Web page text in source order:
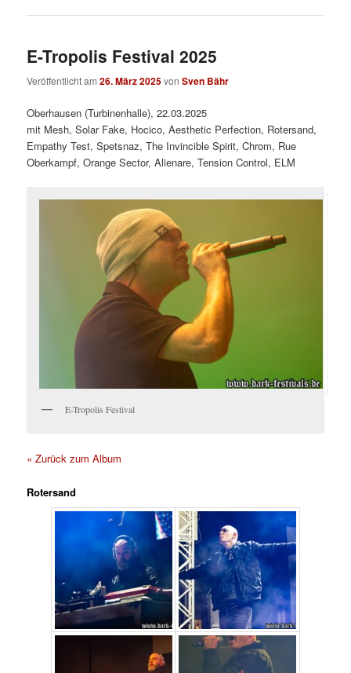
E-Tropolis Festival 2025
Veröffentlicht am26. März 2025vonSven Bähr
Oberhausen (Turbinenhalle), 22.03.2025
mit Mesh, Solar Fake, Hocico, Aesthetic Perfection, Rotersand,
Empathy Test, Spetsnaz, The Invincible Spirit, Chrom, Rue
Oberkampf, Orange Sector, Alienare, Tension Control, ELM
E-Tropolis Festival
« Zurück zum Album
Rotersand